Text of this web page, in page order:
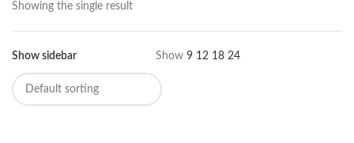
Showing the single result
Show sidebar Show 9 12 18 24